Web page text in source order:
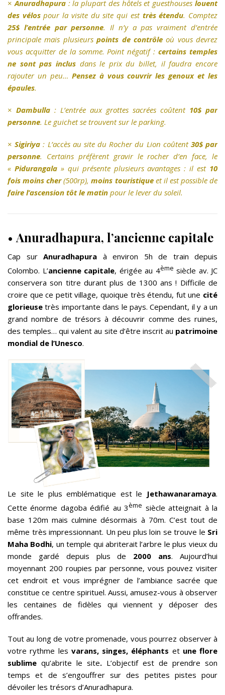
×Anuradhapura: la plupart des hôtels et guesthouseslouent
des vélospour la visite du site qui est très étendu. Comptez
25$ l’entrée par personne. Il n’y a pas vraiment d’entrée
principale mais plusieurspoints de contrôleoù vous devrez
vous acquitter de la somme. Point négatif :certains temples
ne sont pas inclusdans le prix du billet, il faudra encore
rajouter un peu… Pensez à vous couvrir les genoux et les
épaules.
× Dambulla : L’entrée aux grottes sacrées coûtent 10$ par
personne. Le guichet se trouvent sur le parking.
×Sigiriya : L’accès au site du Rocher du Lion coûtent 30$ par
personne. Certains préfèrent gravir le rocher d’en face, le
« Pidurangala» qui présente plusieurs avantages : il est 10
fois moins cher(500rp),moins touristiqueet il est possible de
faire l’ascension tôt le matin pour le lever du soleil.
• Anuradhapura, l’ancienne capitale
Cap sur Anuradhapura à environ 5h de train depuis
Colombo. L’ancienne capitale, érigée au 4ème siècle av. JC
conservera son titre durant plus de 1300 ans ! Difficile de
croire que ce petit village, quoique très étendu, fut une cité
glorieuse très importante dans le pays. Cependant, il y a un
grand nombre de trésors à découvrir comme des ruines,
des temples… qui valent au site d’être inscrit au patrimoine
mondial de l’Unesco.
Le site le plus emblématique est le Jethawanaramaya.
Cette énorme dagoba édifié au 3ème siècle atteignait à la
base 120m mais culmine désormais à 70m. C’est tout de
même très impressionnant. Un peu plus loin se trouve le Sri
Maha Bodhi, un temple qui abriterait l’arbre le plus vieux du
monde gardé depuis plus de 2000 ans. Aujourd’hui
moyennant 200 roupies par personne, vous pouvez visiter
cet endroit et vous imprégner de l’ambiance sacrée que
constitue ce centre spirituel. Aussi, amusez-vous à observer
les centaines de fidèles qui viennent y déposer des
offrandes.
Tout au long de votre promenade, vous pourrez observer à
votre rythme les varans, singes, éléphants etune flore
sublime qu’abrite le site. L’objectif est de prendre son
temps et de s’engouffrer sur des petites pistes pour
dévoiler les trésors d’Anuradhapura.